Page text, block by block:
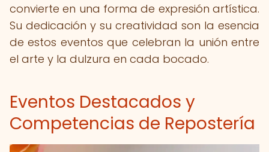
convierte en una forma de expresión artística.
Su dedicación y su creatividad son la esencia
de estos eventos que celebran la unión entre
el arte y la dulzura en cada bocado.
Eventos Destacados y
Competencias de Repostería